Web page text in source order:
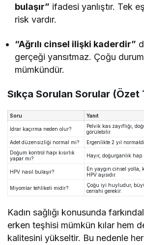
bulaşır” ifadesi yanlıştır. Tek
risk vardır.
“Ağrılı cinsel ilişki kaderdir”
gerçeği yansıtmaz. Çoğu
mümkündür.
Sıkça Sorulan Sorular (Özet
Soru Yanıt
İdrar kaçırma neden olur?
Pelvik kas zayıflığı,
görülebilir.
Adet düzensizliği normal mi?
Ergenlikte 2 yıl
Doğum kontrol hapı kısırlık
yapar mı?
Hayır, doğurganlık hap
HPV nasıl bulaşır?
En yaygın cinsel yolla,
HPV aşısıdır.
Miyomlar tehlikeli midir?
Çoğu iyi huyludur,
cerrahi gerekir.
Kadın sağlığı konusunda
erken teşhisi mümkün kılar hem
kalitesini yükseltir. Bu nedenle her